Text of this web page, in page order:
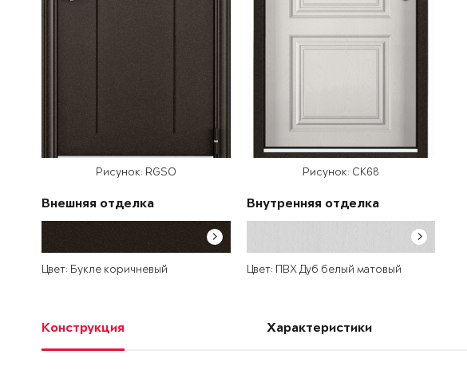
Рисунок: RGSO
Внешняя отделка
Цвет: Букле коричневый
Рисунок: СК68
Внутренняя отделка
Цвет: ПВХ Дуб белый матовый
Конструкция Характеристики